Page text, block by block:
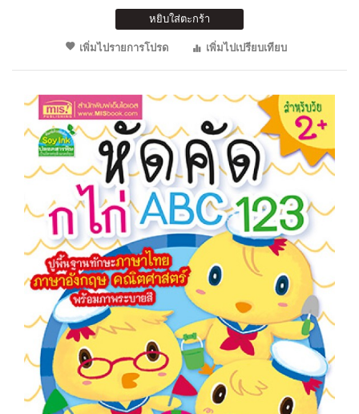
หยิบใส่ตะกร้า
เพิ่มไปรายการโปรด
เพิ่มไปเปรียบเทียบ